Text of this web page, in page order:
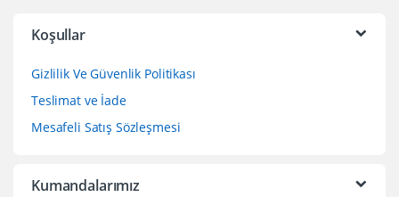
Koşullar
Gizlilik Ve Güvenlik Politikası
Teslimat ve İade
Mesafeli Satış Sözleşmesi
Kumandalarımız